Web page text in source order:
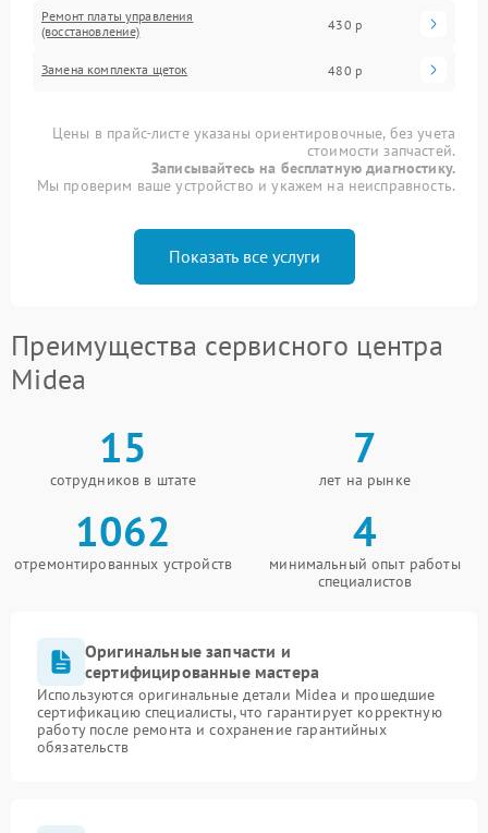
Ремонт платы управления
(восстановление)
430 р
Замена комплекта щеток 480 р
Цены в прайс-листе указаны ориентировочные, без учета
стоимости запчастей.
Записывайтесь на бесплатную диагностику.
Мы проверим ваше устройство и укажем на неисправность.
Показать все услуги
Преимущества сервисного центра
Midea
15
сотрудников в штате
7
лет на рынке
1062
отремонтированных устройств
4
минимальный опыт работы
специалистов
Оригинальные запчасти и
сертифицированные мастера
Используются оригинальные детали Midea и прошедшие
сертификацию специалисты, что гарантирует корректную
работу после ремонта и сохранение гарантийных
обязательств